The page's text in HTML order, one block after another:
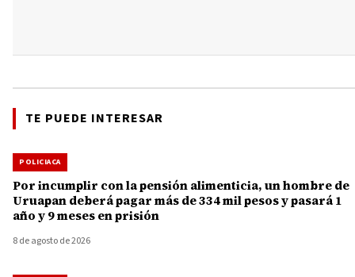
TE PUEDE INTERESAR
POLICIACA
Por incumplir con la pensión alimenticia, un hombre de
Uruapan deberá pagar más de 334 mil pesos y pasará 1
año y 9 meses en prisión
8 de agosto de 2026